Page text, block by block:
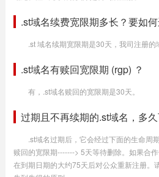
.st域名续费宽限期多长？要如
.st 域名续期宽限期是30天，我司注册的
.st域名有赎回宽限期 (rgp) ？
有，.st域名赎回的宽限期是30天。
过期且不再续期的.st域名，多
.st域名过期后，它会经过下面的生命周
赎回的宽限期-------> 5天等待删除。如果合
在到期日期的大约75天后对公众重新注册。